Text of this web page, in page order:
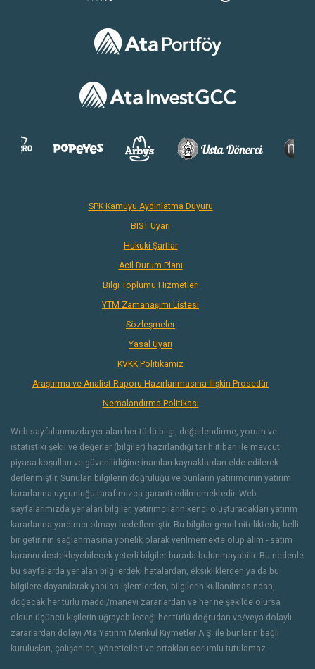
SPK Kamuyu Aydınlatma Duyuru
BIST Uyarı
Hukuki Şartlar
Acil Durum Planı
Bilgi Toplumu Hizmetleri
YTM Zamanaşımı Listesi
Sözleşmeler
Yasal Uyarı
KVKK Politikamız
Araştırma ve Analist Raporu Hazırlanmasına İlişkin Prosedür
Nemalandırma Politikası
Web sayfalarımızda yer alan her türlü bilgi, değerlendirme, yorum ve
istatistiki şekil ve değerler (bilgiler) hazırlandığı tarih itibarı ile mevcut
piyasa koşulları ve güvenilirliğine inanılan kaynaklardan elde edilerek
derlenmiştir. Sunulan bilgilerin doğruluğu ve bunların yatırımcının yatırım
kararlarına uygunluğu tarafımızca garanti edilmemektedir. Web
sayfalarımızda yer alan bilgiler, yatırımcıların kendi oluşturacakları yatırım
kararlarına yardımcı olmayı hedeflemiştir. Bu bilgiler genel niteliktedir, belli
bir getirinin sağlanmasına yönelik olarak verilmemekte olup alım - satım
kararını destekleyebilecek yeterli bilgiler burada bulunmayabilir. Bu nedenle
bu sayfalarda yer alan bilgilerdeki hatalardan, eksikliklerden ya da bu
bilgilere dayanılarak yapılan işlemlerden, bilgilerin kullanılmasından,
doğacak her türlü maddi/manevi zararlardan ve her ne şekilde olursa
olsun üçüncü kişilerin uğrayabileceği her türlü doğrudan ve/veya dolaylı
zararlardan dolayı Ata Yatırım Menkul Kıymetler A.Ş. ile bunların bağlı
kuruluşları, çalışanları, yöneticileri ve ortakları sorumlu tutulamaz.